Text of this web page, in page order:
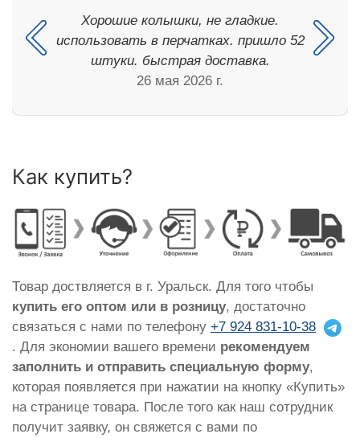
Хорошие колышки, не гладкие.
использовать в перчатках. пришло 52
штуки. быстрая доставка.
26 мая 2026 г.
Как купить?
Товар доствляется в г. Уральск. Для того чтобы
купить его оптом или в розницу, достаточно
связаться с нами по телефону +7 924 831-10-38
. Для экономии вашего времени рекомендуем
заполнить и отправить специальную форму,
которая появляется при нажатии на кнопку «Купить»
на странице товара. После того как наш сотрудник
получит заявку, он свяжется с вами по